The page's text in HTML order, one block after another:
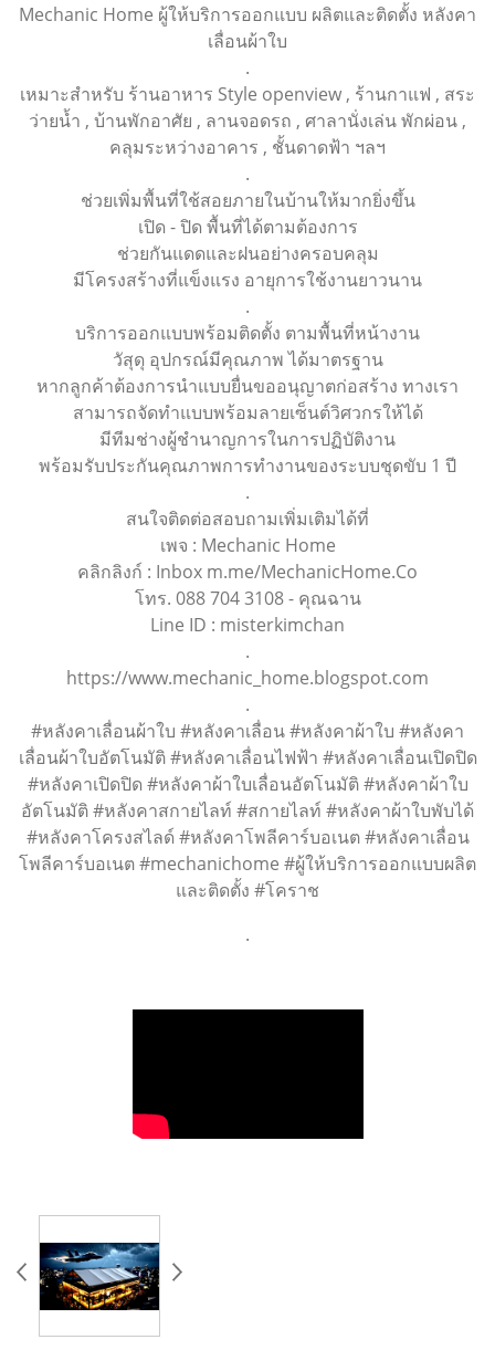
Mechanic Home ผู้ให้บริการออกแบบ ผลิตและติดตั้ง หลังคา
เลื่อนผ้าใบ
.
เหมาะสำหรับ ร้านอาหาร Style openview , ร้านกาแฟ , สระ
ว่ายน้ำ , บ้านพักอาศัย , ลานจอดรถ , ศาลานั่งเล่น พักผ่อน ,
คลุมระหว่างอาคาร , ชั้นดาดฟ้า ฯลฯ
.
ช่วยเพิ่มพื้นที่ใช้สอยภายในบ้านให้มากยิ่งขึ้น
เปิด - ปิด พื้นที่ได้ตามต้องการ
ช่วยกันแดดและฝนอย่างครอบคลุม
มีโครงสร้างที่แข็งแรง อายุการใช้งานยาวนาน
.
บริการออกแบบพร้อมติดตั้ง ตามพื้นที่หน้างาน
วัสุดุ อุปกรณ์มีคุณภาพ ได้มาตรฐาน
หากลูกค้าต้องการนำแบบยื่นขออนุญาตก่อสร้าง ทางเรา
สามารถจัดทำแบบพร้อมลายเซ็นต์วิศวกรให้ได้
มีทีมช่างผู้ชำนาญการในการปฏิบัติงาน
พร้อมรับประกันคุณภาพการทำงานของระบบชุดขับ 1 ปี
.
สนใจติดต่อสอบถามเพิ่มเติมได้ที่
เพจ : Mechanic Home
คลิกลิงก์ : Inbox m.me/MechanicHome.Co
โทร. 088 704 3108 - คุณฉาน
Line ID : misterkimchan
.
https://www.mechanic_home.blogspot.com
.
#หลังคาเลื่อนผ้าใบ #หลังคาเลื่อน #หลังคาผ้าใบ #หลังคา
เลื่อนผ้าใบอัตโนมัติ #หลังคาเลื่อนไฟฟ้า #หลังคาเลื่อนเปิดปิด
#หลังคาเปิดปิด #หลังคาผ้าใบเลื่อนอัตโนมัติ #หลังคาผ้าใบ
อัตโนมัติ #หลังคาสกายไลท์ #สกายไลท์ #หลังคาผ้าใบพับได้
#หลังคาโครงสไลด์ #หลังคาโพลีคาร์บอเนต #หลังคาเลื่อน
โพลีคาร์บอเนต #mechanichome #ผู้ให้บริการออกแบบผลิต
และติดตั้ง #โคราช
.